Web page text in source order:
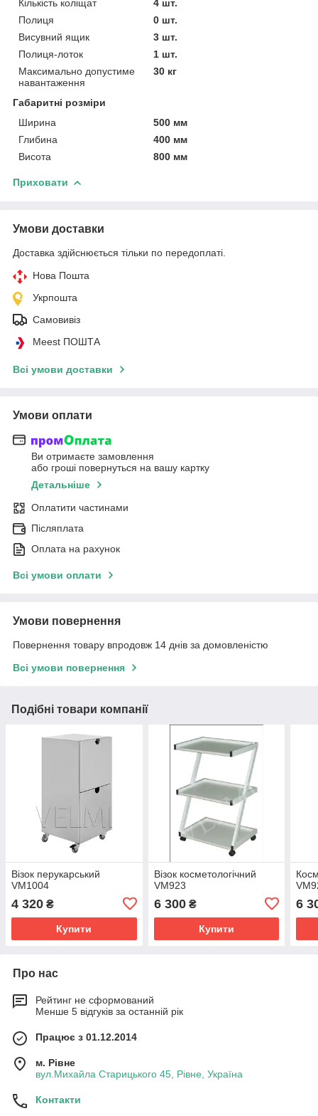
Кількість коліщат
4 шт.
Полиця
0 шт.
Висувний ящик
3 шт.
Полиця-лоток
1 шт.
Максимально допустиме
навантаження
30 кг
Габаритні розміри
Ширина
500 мм
Глибина
400 мм
Висота
800 мм
Приховати
Умови доставки
Доставка здійснюється тільки по передоплаті.
Нова Пошта
Укрпошта
Самовивіз
Meest ПОШТА
Всі умови доставки
Умови оплати
Ви отримаєте замовлення
або гроші повернуться на вашу картку
Детальніше
Оплатити частинами
Післяплата
Оплата на рахунок
Всі умови оплати
Умови повернення
Повернення товару впродовж 14 днів за домовленістю
Всі умови повернення
Подібні товари компанії
Візок перукарcький
VM1004
4 320 ₴
Купити
Візок косметологічний
VM923
6 300₴
Купити
6
Про нас
Рейтинг не сформований
Менше 5 відгуків за останній рік
Працює з 01.12.2014
м. Рівне
вул.Михайла Старицького 45, Рівне, Україна
Контакти